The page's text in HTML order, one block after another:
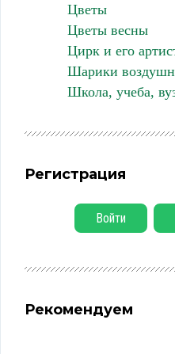
Цветы
Цветы весны
Цирк и его
Шарики
Школа, учеба,
Регистрация
Войти
Рекомендуем